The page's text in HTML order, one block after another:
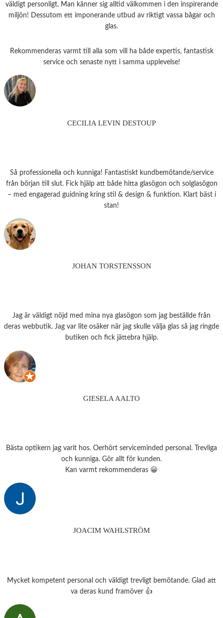
väldigt personligt. Man känner sig alltid välkommen i den inspirerande
miljön! Dessutom ett imponerande utbud av riktigt vassa bågar och
glas.
Rekommenderas varmt till alla som vill ha både expertis, fantastisk
service och senaste nytt i samma upplevelse!
CECILIA LEVIN DESTOUP
Så professionella och kunniga! Fantastiskt kundbemötande/service
från början till slut. Fick hjälp att både hitta glasögon och solglasögon
– med engagerad guidning kring stil & design & funktion. Klart bäst i
stan!
JOHAN TORSTENSSON
Jag är väldigt nöjd med mina nya glasögon som jag beställde från
deras webbutik. Jag var lite osäker när jag skulle välja glas så jag ringde
butiken och fick jättebra hjälp.
GIESELA AALTO
Bästa optikern jag varit hos. Oerhört serviceminded personal. Trevliga
och kunniga. Gör allt för kunden.
Kan varmt rekommenderas 😀
JOACIM WAHLSTRÖM
Mycket kompetent personal och väldigt trevligt bemötande. Glad att
va deras kund framöver 👍